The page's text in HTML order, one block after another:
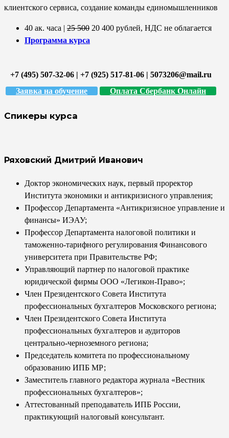
клиентского сервиса, создание команды единомышленников
40 ак. часа | 25 500 20 400 рублей, НДС не облагается
Программа курса
+7 (495) 507-32-06 | +7 (925) 517-81-06 | 5073206@mail.ru
Заявка на обучение
Оплата Сбербанк Онлайн
Спикеры курса
Ряховский Дмитрий Иванович
Доктор экономических наук, первый проректор
Института экономики и антикризисного управления;
Профессор Департамента «Антикризисное управление и
финансы» ИЭАУ;
Профессор Департамента налоговой политики и
таможенно-тарифного регулирования Финансового
университета при Правительстве РФ;
Управляющий партнер по налоговой практике
юридической фирмы ООО «Легикон-Право»;
Член Президентского Совета Института
профессиональных бухгалтеров Московского региона;
Член Президентского Совета Института
профессиональных бухгалтеров и аудиторов
центрально-черноземного региона;
Председатель комитета по профессиональному
образованию ИПБ МР;
Заместитель главного редактора журнала «Вестник
профессиональных бухгалтеров»;
Аттестованный преподаватель ИПБ России,
практикующий налоговый консультант.